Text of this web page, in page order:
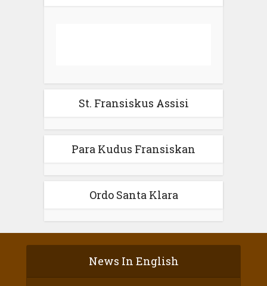
St. Fransiskus Assisi
Para Kudus Fransiskan
Ordo Santa Klara
News In English